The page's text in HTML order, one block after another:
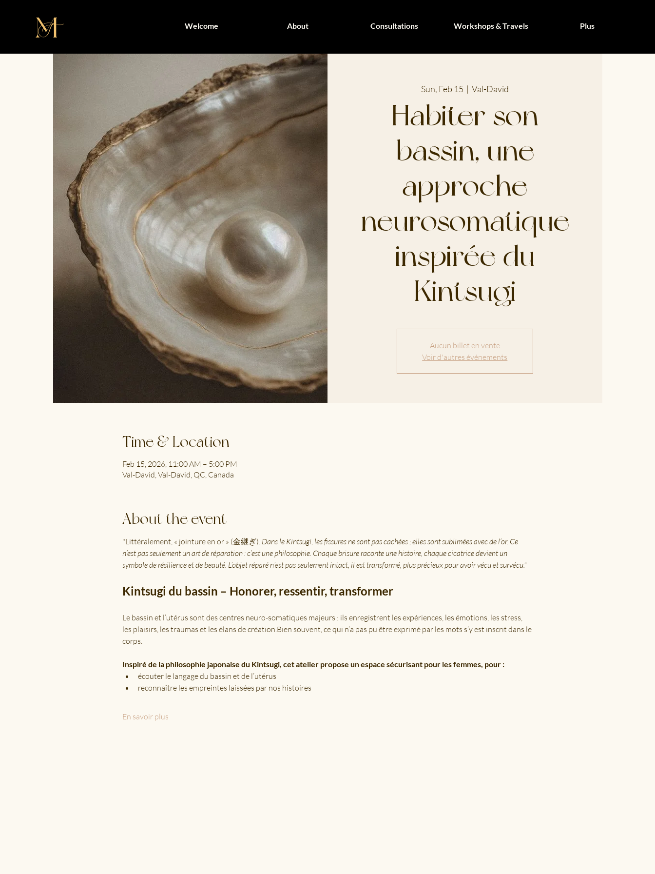
Welcome About Consultations Workshops & Travels Plus
Sun, Feb 15
  |
Val-David
Habiter son
bassin, une
approche
neurosomatique
inspirée du
Kintsugi
Aucun billet en vente
Voir d'autres événements
Time & Location
Feb 15, 2026, 11:00 AM – 5:00 PM
Val-David, Val-David, QC, Canada
About the event
"Littéralement, « jointure en or » (金継ぎ). Dans le Kintsugi, les fissures ne sont pas cachées ; elles sont sublimées avec de l’or. Ce
n’est pas seulement un art de réparation : c’est une philosophie. Chaque brisure raconte une histoire, chaque cicatrice devient un
symbole de résilience et de beauté. L’objet réparé n’est pas seulement intact, il est transformé, plus précieux pour avoir vécu et survécu."
Kintsugi du bassin – Honorer, ressentir, transformer
Le bassin et l’utérus sont des centres neuro-somatiques majeurs : ils enregistrent les expériences, les émotions, les stress,
les plaisirs, les traumas et les élans de création.Bien souvent, ce qui n’a pas pu être exprimé par les mots s’y est inscrit dans le
corps.
Inspiré de la philosophie japonaise du Kintsugi, cet atelier propose un espace sécurisant pour les femmes, pour :
écouter le langage du bassin et de l’utérus
reconnaître les empreintes laissées par nos histoires
En savoir plus